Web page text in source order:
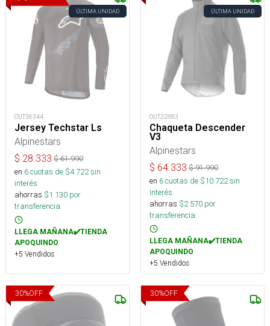
ÚLTIMA UNIDAD
OUT36344
Jersey Techstar Ls
Alpinestars
$ 28.333 $61.990
en 6cuotas de $4.722sin
interés
ahorras $1.130 por
transferencia.
LLEGA MAÑANA✔️TIENDA
APOQUINDO
+5 Vendidos
ÚLTIMA UNIDAD
OUT32883
Chaqueta Descender
V3
Alpinestars
$ 64.333 $91.990
en 6cuotas de $10.722sin
interés
ahorras $2.570 por
transferencia.
LLEGA MAÑANA✔️TIENDA
APOQUINDO
+5 Vendidos
30%OFF 30%OFF